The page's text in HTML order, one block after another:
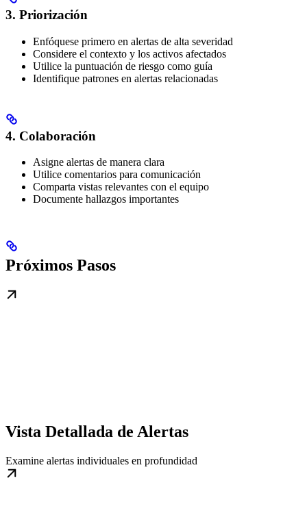
3. Priorización
Enfóquese primero en alertas de alta severidad
Considere el contexto y los activos afectados
Utilice la puntuación de riesgo como guía
Identifique patrones en alertas relacionadas
4. Colaboración
Asigne alertas de manera clara
Utilice comentarios para comunicación
Comparta vistas relevantes con el equipo
Documente hallazgos importantes
Próximos Pasos
Vista Detallada de Alertas
Examine alertas individuales en profundidad